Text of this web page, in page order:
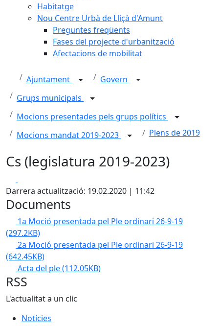
Habitatge
Nou Centre Urbà de Lliçà d'Amunt
Preguntes freqüents
Fases del projecte d'urbanització
Afectacions de mobilitat
Ajuntament
Govern
Grups municipals
Mocions presentades pels grups polítics
Mocions mandat 2019-2023
Plens de 2019
Cs (legislatura 2019-2023)
Darrera actualització: 19.02.2020 | 11:42
Documents
1a Moció presentada pel Ple ordinari 26-9-19
(297.2KB)
2a Moció presentada pel Ple ordinari 26-9-19
(642.45KB)
Acta del ple(112.05KB)
RSS
L'actualitat a un clic
Notícies